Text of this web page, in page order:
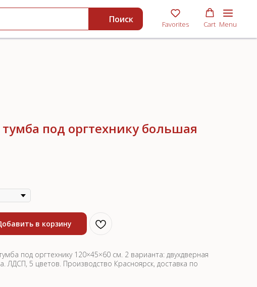
Поиск Favorites Cart Menu
под оргтехнику большая
в корзину
под оргтехнику 120×45×60 см. 2 варианта: двухдверная
ЛДСП, 5 цветов. Производство Красноярск, доставка по